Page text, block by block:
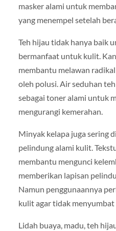
masker alami untuk
yang menempel setelah
Teh hijau tidak hanya baik
bermanfaat untuk kulit.
membantu melawan
oleh polusi. Air seduhan
sebagai toner alami untuk
mengurangi kemerahan.
Minyak kelapa juga sering
pelindung alami kulit.
membantu mengunci
memberikan lapisan
Namun penggunaannya
kulit agar tidak
Lidah buaya, madu, teh